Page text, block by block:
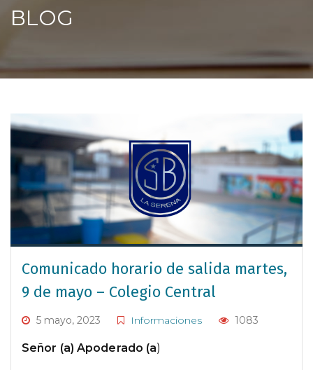
BLOG
Comunicado horario de salida martes,
9 de mayo – Colegio Central
5 mayo, 2023 Informaciones 1083
Señor (a) Apoderado (a)